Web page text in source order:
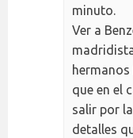
minuto.
Ver a
que en el
salir por
detalles